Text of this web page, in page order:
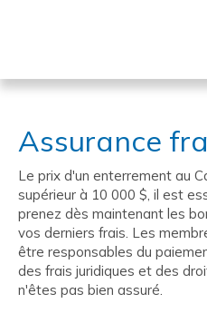
Assurance
Le prix d'un enterrement au
supérieur à 10 000 $, il est
prenez dès maintenant les
vos derniers frais. Les
être responsables du
des frais juridiques et des
n'êtes pas bien assuré.